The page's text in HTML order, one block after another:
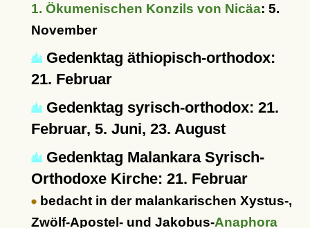
1. Ökumenischen Konzils von Nicäa: 5.
November
Gedenktag äthiopisch-orthodox:
21. Februar
Gedenktag syrisch-orthodox: 21.
Februar, 5. Juni, 23. August
Gedenktag Malankara Syrisch-
Orthodoxe Kirche: 21. Februar
bedacht in der malankarischen Xystus-,
Zwölf-Apostel- und Jakobus-Anaphora